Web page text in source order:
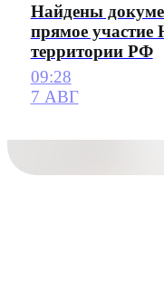
Найдены
прямое
территории РФ
09:28
7 АВГ